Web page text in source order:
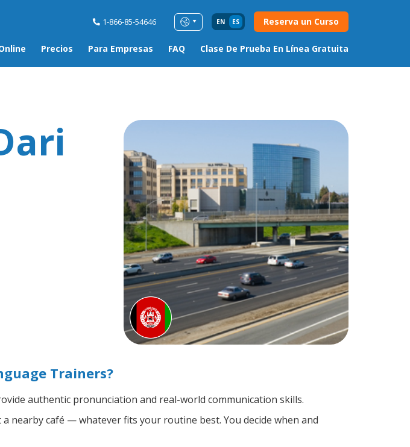
1-866-85-54646 EN ES Reserva un Curso
Precios Para Empresas FAQ Clase De Prueba En Línea Gratuita
Trainers?
authentic pronunciation and real-world communication skills.
nearby café — whatever fits your routine best. You decide when and